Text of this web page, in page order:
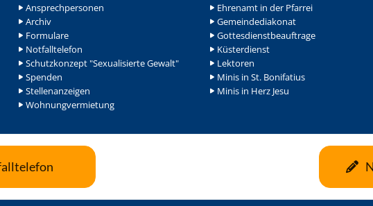
Ansprechpersonen
Archiv
Formulare
Notfalltelefon
Schutzkonzept "Sexualisierte Gewalt"
Spenden
Stellenanzeigen
Wohnungvermietung
Ehrenamt in der Pfarrei
Gemeindediakonat
Gottesdienstbeauftrage
Küsterdienst
Lektoren
Minis in St. Bonifatius
Minis in Herz Jesu